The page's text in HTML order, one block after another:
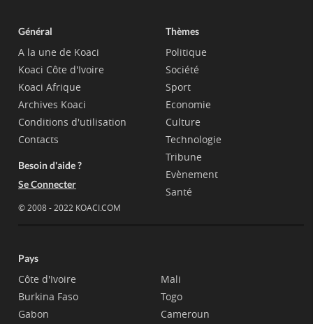
Général
A la une de Koaci
Koaci Côte d'Ivoire
Koaci Afrique
Archives Koaci
Conditions d'utilisation
Contacts
Besoin d'aide ?
Se Connecter
© 2008 - 2022 KOACI.COM
Thèmes
Politique
Société
Sport
Economie
Culture
Technologie
Tribune
Evènement
Santé
Pays
Côte d'Ivoire
Burkina Faso
Gabon
Mali
Togo
Cameroun